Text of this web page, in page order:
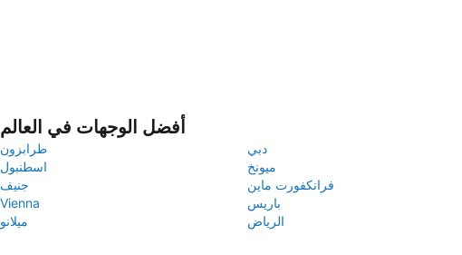
أفضل الوجهات في العالم
طرابزون
دبي
اسطنبول
ميونخ
جنيف
فرانكفورت ماين
Vienna
باريس
ميلانو
الرياض